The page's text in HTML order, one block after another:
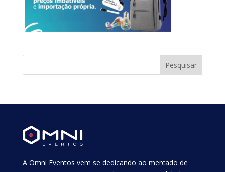
A Omni Eventos vem se dedicando ao mercado de